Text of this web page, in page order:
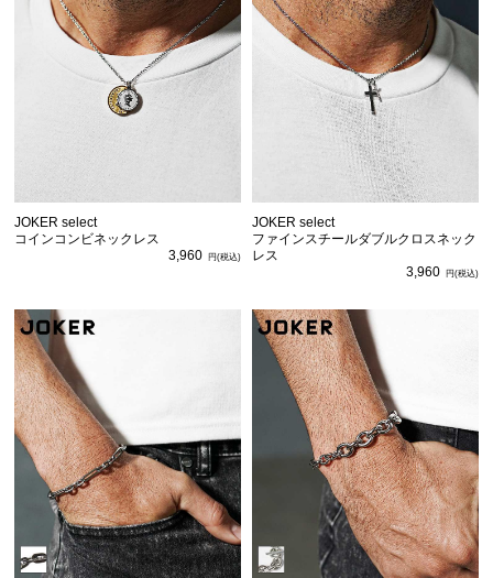
JOKER select
コインコンビネックレス
3,960
JOKER select
ファインスチールダブルクロスネック
レス
3,960